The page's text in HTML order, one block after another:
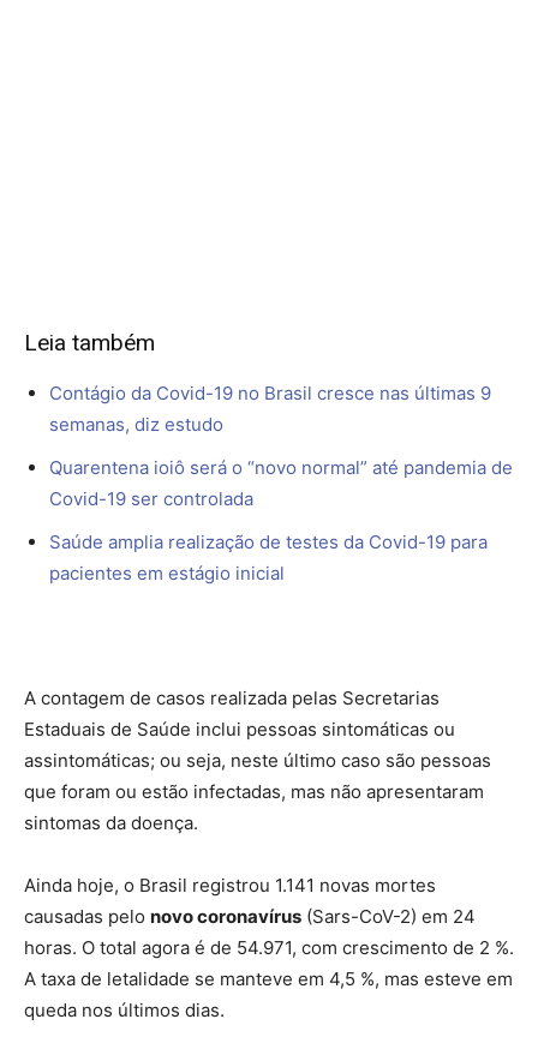
Leia também
Contágio da Covid-19 no Brasil cresce nas últimas 9
semanas, diz estudo
Quarentena ioiô será o “novo normal” até pandemia de
Covid-19 ser controlada
Saúde amplia realização de testes da Covid-19 para
pacientes em estágio inicial
A contagem de casos realizada pelas Secretarias
Estaduais de Saúde inclui pessoas sintomáticas ou
assintomáticas; ou seja, neste último caso são pessoas
que foram ou estão infectadas, mas não apresentaram
sintomas da doença.
Ainda hoje, o Brasil registrou 1.141 novas mortes
causadas pelo novo coronavírus (Sars-CoV-2) em 24
horas. O total agora é de 54.971, com crescimento de 2 %.
A taxa de letalidade se manteve em 4,5 %, mas esteve em
queda nos últimos dias.